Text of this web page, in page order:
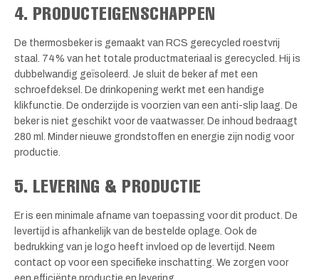
4. PRODUCTEIGENSCHAPPEN
De thermosbeker is gemaakt van RCS gerecycled roestvrij
staal. 74% van het totale productmateriaal is gerecycled. Hij is
dubbelwandig geïsoleerd. Je sluit de beker af met een
schroefdeksel. De drinkopening werkt met een handige
klikfunctie. De onderzijde is voorzien van een anti-slip laag. De
beker is niet geschikt voor de vaatwasser. De inhoud bedraagt
280 ml. Minder nieuwe grondstoffen en energie zijn nodig voor
productie.
5. LEVERING & PRODUCTIE
Er is een minimale afname van toepassing voor dit product. De
levertijd is afhankelijk van de bestelde oplage. Ook de
bedrukking van je logo heeft invloed op de levertijd. Neem
contact op voor een specifieke inschatting. We zorgen voor